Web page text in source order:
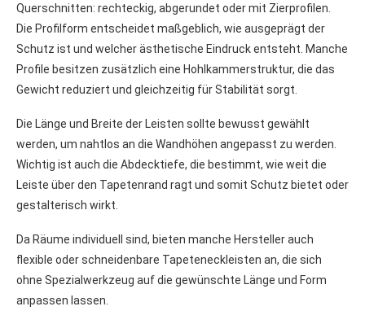
Querschnitten: rechteckig, abgerundet oder mit Zierprofilen.
Die Profilform entscheidet maßgeblich, wie ausgeprägt der
Schutz ist und welcher ästhetische Eindruck entsteht. Manche
Profile besitzen zusätzlich eine Hohlkammerstruktur, die das
Gewicht reduziert und gleichzeitig für Stabilität sorgt.
Die Länge und Breite der Leisten sollte bewusst gewählt
werden, um nahtlos an die Wandhöhen angepasst zu werden.
Wichtig ist auch die Abdecktiefe, die bestimmt, wie weit die
Leiste über den Tapetenrand ragt und somit Schutz bietet oder
gestalterisch wirkt.
Da Räume individuell sind, bieten manche Hersteller auch
flexible oder schneidenbare Tapeteneckleisten an, die sich
ohne Spezialwerkzeug auf die gewünschte Länge und Form
anpassen lassen.